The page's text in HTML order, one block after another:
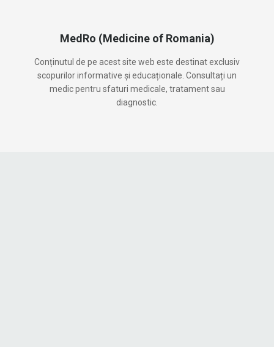
MedRo (Medicine of Romania)
Conținutul de pe acest site web este destinat exclusiv
scopurilor informative și educaționale. Consultați un
medic pentru sfaturi medicale, tratament sau
diagnostic.